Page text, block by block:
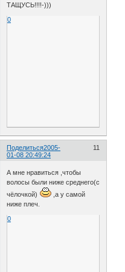
ТАЩУСЬ!!!!-)))
0
Поделиться 11
2005-
01-08 20:49:24
А мне нравиться ,чтобы
волосы были ниже среднего(с
чёлочкой)
,а у самой
ниже плеч.
0